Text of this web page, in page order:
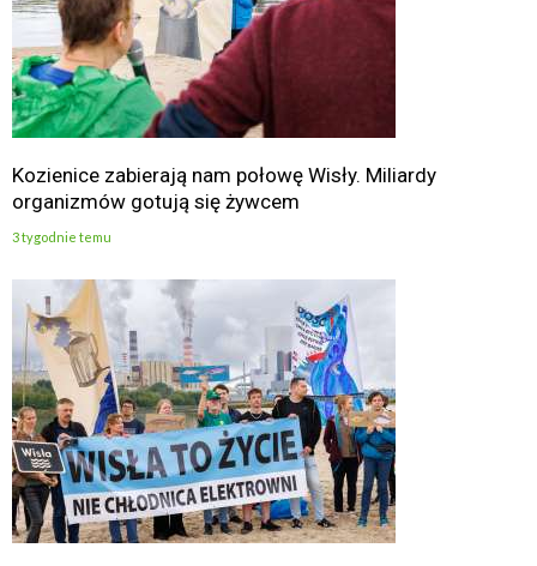
Kozienice zabierają nam połowę Wisły. Miliardy
organizmów gotują się żywcem
3 tygodnie temu